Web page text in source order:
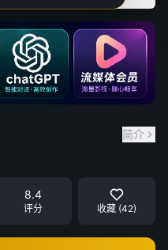
简介
8.4
评分 收藏 (42)